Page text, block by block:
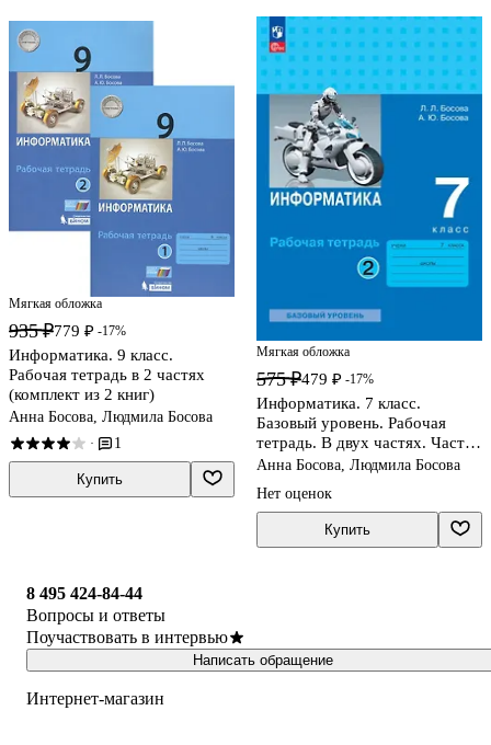
Мягкая обложка
935 ₽779 ₽ -17%
Информатика. 9 класс.
Рабочая тетрадь в 2 частях
(комплект из 2 книг)
Анна Босова, Людмила Босова
· 1
Купить
Мягкая обложка
575 ₽479 ₽ -17%
Информатика. 7 класс.
Базовый уровень. Рабочая
тетрадь. В двух частях. Часть
2
Анна Босова, Людмила Босова
Нет оценок
Купить
8 495 424-84-44
Вопросы и ответы
Поучаствовать в интервью
Написать обращение
Интернет-магазин